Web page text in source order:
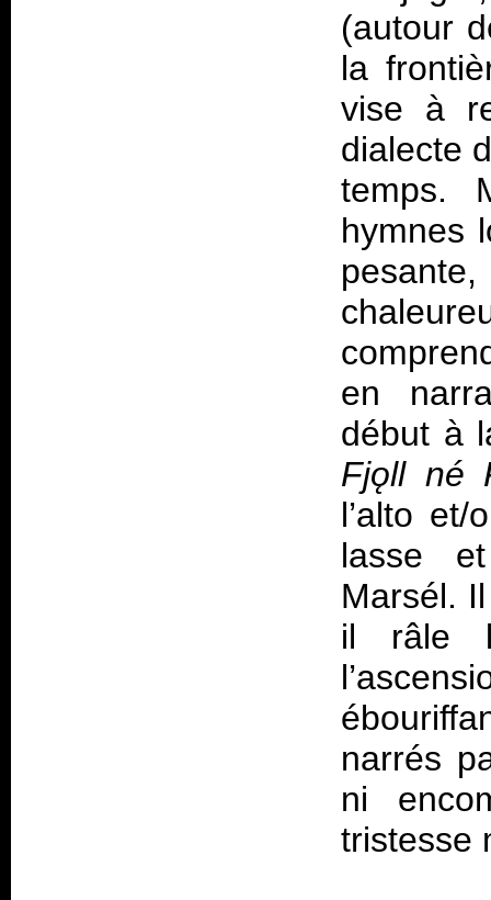
(autour
la
vise à
dialecte
temps.
hymnes
en
début à
Fjǫll né
l’alto
lasse
Marsél.
il râle
narrés
ni
tristesse